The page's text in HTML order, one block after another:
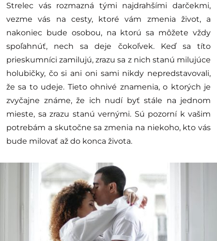
Strelec vás rozmazná tými najdrahšími darčekmi,
vezme vás na cesty, ktoré vám zmenia život, a
nakoniec bude osobou, na ktorú sa môžete vždy
spoľahnúť, nech sa deje čokoľvek. Keď sa títo
prieskumníci zamilujú, zrazu sa z nich stanú milujúce
holubičky, čo si ani oni sami nikdy nepredstavovali,
že sa to udeje. Tieto ohnivé znamenia, o ktorých je
zvyčajne známe, že ich nudí byť stále na jednom
mieste, sa zrazu stanú vernými. Sú pozorní k vašim
potrebám a skutočne sa zmenia na niekoho, kto vás
bude milovať až do konca života.